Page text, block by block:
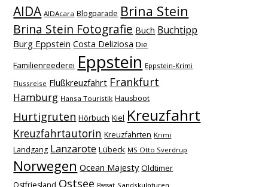
AIDA AIDAcara Blogparade Brina Stein
Brina Stein Fotografie Buch Buchtipp
Burg Eppstein Costa Deliziosa Die
Familienreederei Eppstein Eppstein-Krimi
Flussreise Flußkreuzfahrt Frankfurt
Hamburg Hansa Touristik Hausboot
Hurtigruten Hörbuch Kiel Kreuzfahrt
Kreuzfahrtautorin Kreuzfahrten Krimi
Landgang Lanzarote Lübeck MS Otto Sverdrup
Norwegen Ocean Majesty Oldtimer
Ostsee Passat Sandskulpturen